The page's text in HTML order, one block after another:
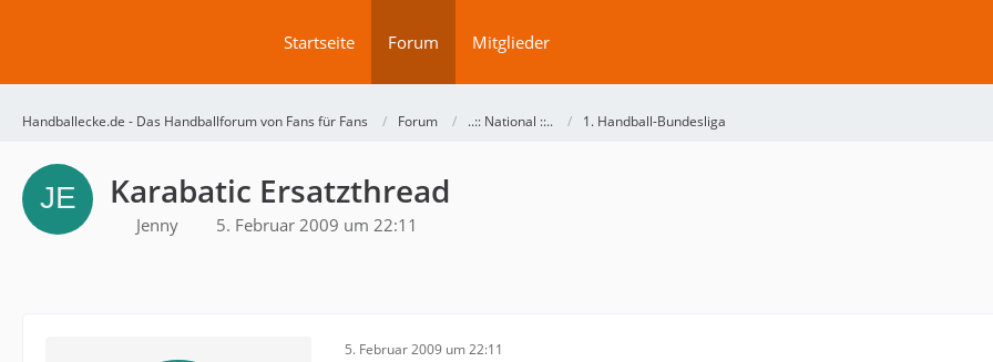
Startseite Forum Mitglieder
Handballecke.de - Das Handballforum von Fans für Fans Forum ..:: National ::.. 1. Handball-Bundesliga
Karabatic Ersatzthread
Jenny 5. Februar 2009 um 22:11
5. Februar 2009 um 22:11